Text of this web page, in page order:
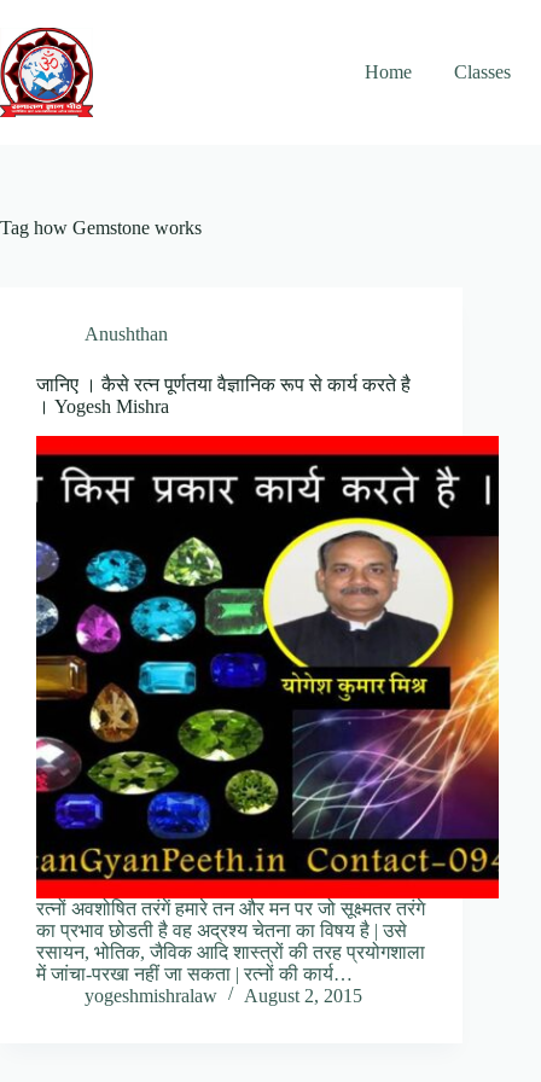
content
Home
Classes
Tag how Gemstone works
Anushthan
जानिए । कैसे रत्न पूर्णतया वैज्ञानिक रूप से कार्य करते है
। Yogesh Mishra
रत्नों अवशोषित तरंगें हमारे तन और मन पर जो सूक्ष्मतर तरंगे
का प्रभाव छोडती है वह अद्रश्य चेतना का विषय है | उसे
रसायन, भोतिक, जैविक आदि शास्त्रों की तरह प्रयोगशाला
में जांचा-परखा नहीं जा सकता | रत्नों की कार्य…
yogeshmishralaw
August 2, 2015